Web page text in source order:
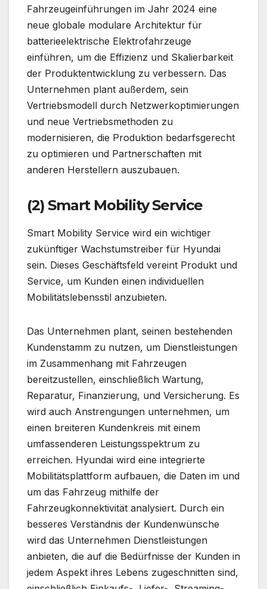
Fahrzeugeinführungen im Jahr 2024 eine
neue globale modulare Architektur für
batterieelektrische Elektrofahrzeuge
einführen, um die Effizienz und Skalierbarkeit
der Produktentwicklung zu verbessern. Das
Unternehmen plant außerdem, sein
Vertriebsmodell durch Netzwerkoptimierungen
und neue Vertriebsmethoden zu
modernisieren, die Produktion bedarfsgerecht
zu optimieren und Partnerschaften mit
anderen Herstellern auszubauen.
(2) Smart Mobility Service
Smart Mobility Service wird ein wichtiger
zukünftiger Wachstumstreiber für Hyundai
sein. Dieses Geschäftsfeld vereint Produkt und
Service, um Kunden einen individuellen
Mobilitätslebensstil anzubieten.
Das Unternehmen plant, seinen bestehenden
Kundenstamm zu nutzen, um Dienstleistungen
im Zusammenhang mit Fahrzeugen
bereitzustellen, einschließlich Wartung,
Reparatur, Finanzierung, und Versicherung. Es
wird auch Anstrengungen unternehmen, um
einen breiteren Kundenkreis mit einem
umfassenderen Leistungsspektrum zu
erreichen. Hyundai wird eine integrierte
Mobilitätsplattform aufbauen, die Daten im und
um das Fahrzeug mithilfe der
Fahrzeugkonnektivität analysiert. Durch ein
besseres Verständnis der Kundenwünsche
wird das Unternehmen Dienstleistungen
anbieten, die auf die Bedürfnisse der Kunden in
jedem Aspekt ihres Lebens zugeschnitten sind,